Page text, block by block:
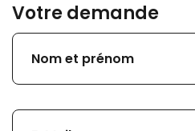
Votre demande